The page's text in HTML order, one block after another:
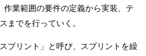
作業範囲の要件の定義から実装、テ
までを行っていく。
プリント」と呼び、スプリントを繰